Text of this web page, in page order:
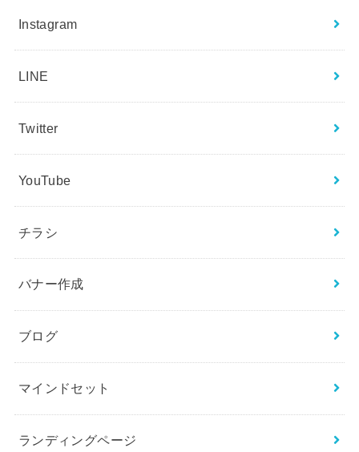
Instagram
LINE
Twitter
YouTube
チラシ
バナー作成
ブログ
マインドセット
ランディングページ